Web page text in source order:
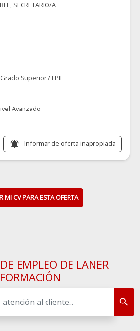
SECRETARIO/A
Superior / FPII
Avanzado
notifications_active Informar de oferta inapropiada
MI CV PARA ESTA OFERTA
EMPLEO DE LANER
FORMACIÓN